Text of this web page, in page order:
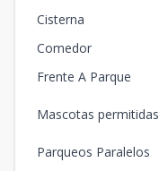
Cisterna
Comedor
Frente A Parque
Mascotas permitidas
Parqueos Paralelos